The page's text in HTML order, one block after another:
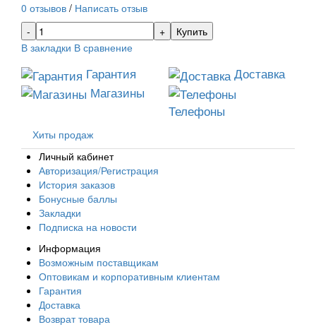
0 отзывов / Написать отзыв
Купить
В закладки В сравнение
Гарантия
Доставка
Магазины
Телефоны
Хиты продаж
Личный кабинет
Авторизация/Регистрация
История заказов
Бонусные баллы
Закладки
Подписка на новости
Информация
Возможным поставщикам
Оптовикам и корпоративным клиентам
Гарантия
Доставка
Возврат товара